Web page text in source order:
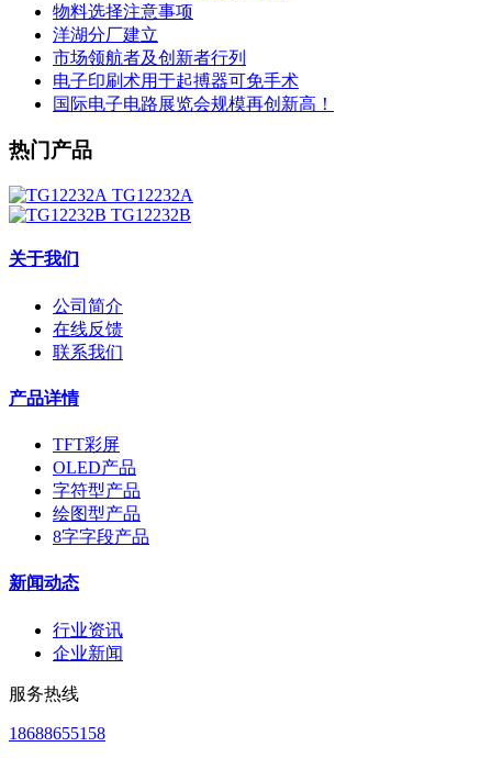
物料选择注意事项
洋湖分厂建立
市场领航者及创新者行列
电子印刷术用于起搏器可免手术
国际电子电路展览会规模再创新高！
热门产品
TG12232A
TG12232B
关于我们
公司简介
在线反馈
联系我们
产品详情
TFT彩屏
OLED产品
字符型产品
绘图型产品
8字字段产品
新闻动态
行业资讯
企业新闻
服务热线
18688655158